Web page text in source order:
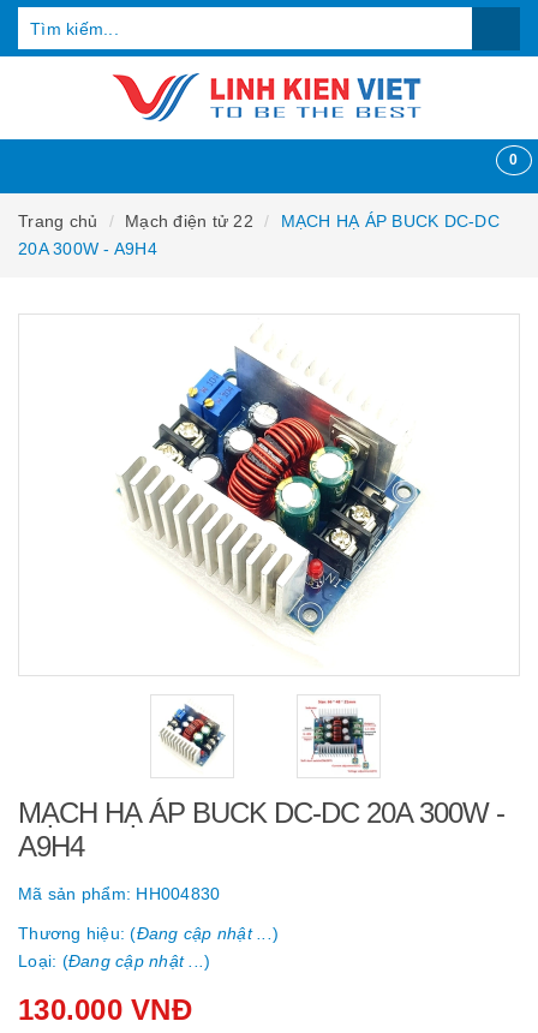
0
Trang chủ Mạch điện tử 22
MẠCH HẠ ÁP BUCK DC-DC
20A 300W - A9H4
MẠCH HẠ ÁP BUCK DC-DC 20A 300W -
A9H4
Mã sản phẩm: HH004830
Thương hiệu: (Đang cập nhật ... )
Loại: (Đang cập nhật ... )
130.000 VNĐ